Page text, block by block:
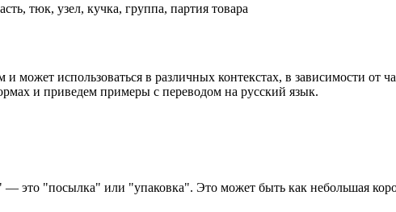
тюк, узел, кучка, группа, партия товара
может использоваться в различных контекстах, в зависимости от
и приведем примеры с переводом на русский язык.
это "посылка" или "упаковка". Это может быть как небольшая